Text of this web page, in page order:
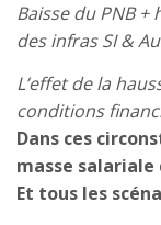
Baisse du PNB +
des infras SI &
L’effet de la
conditions
Dans ces
masse
Et tous les